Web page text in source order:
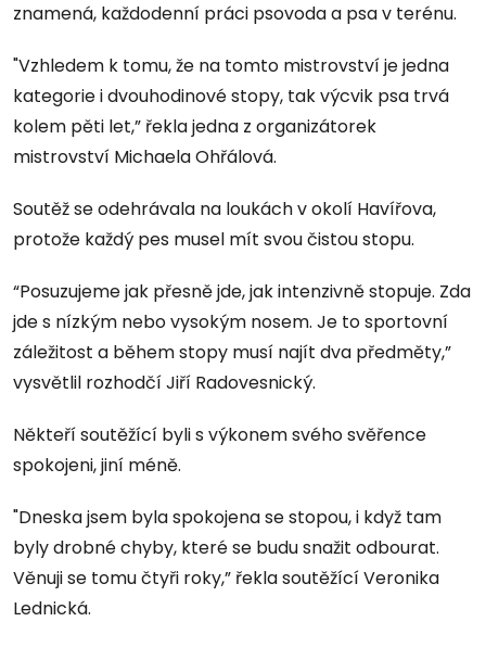
znamená, každodenní práci psovoda a psa v terénu.
"Vzhledem k tomu, že na tomto mistrovství je jedna
kategorie i dvouhodinové stopy, tak výcvik psa trvá
kolem pěti let,” řekla jedna z organizátorek
mistrovství Michaela Ohřálová.
Soutěž se odehrávala na loukách v okolí Havířova,
protože každý pes musel mít svou čistou stopu.
“Posuzujeme jak přesně jde, jak intenzivně stopuje. Zda
jde s nízkým nebo vysokým nosem. Je to sportovní
záležitost a během stopy musí najít dva předměty,”
vysvětlil rozhodčí Jiří Radovesnický.
Někteří soutěžící byli s výkonem svého svěřence
spokojeni, jiní méně.
"Dneska jsem byla spokojena se stopou, i když tam
byly drobné chyby, které se budu snažit odbourat.
Věnuji se tomu čtyři roky,” řekla soutěžící Veronika
Lednická.